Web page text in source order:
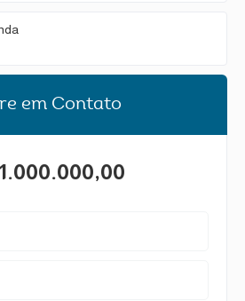
em Contato
1.000.000,00